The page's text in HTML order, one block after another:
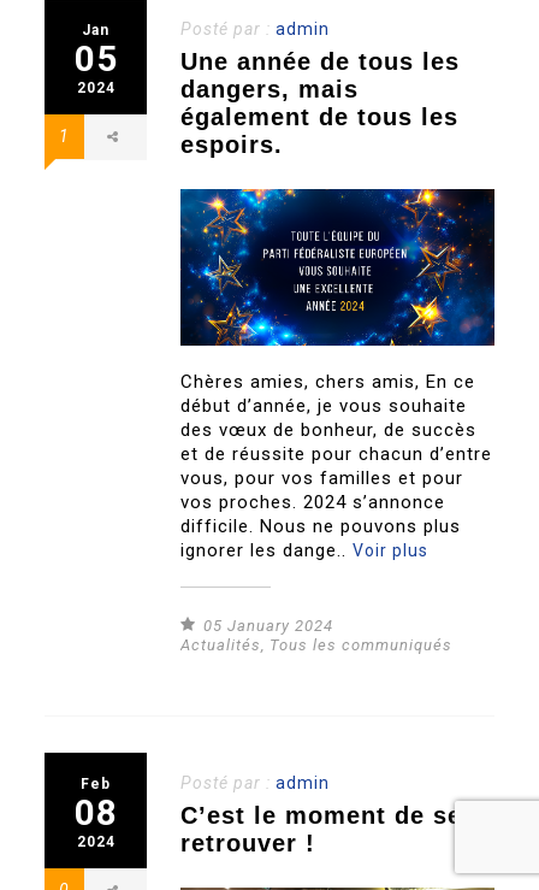
Jan
05
2024
1
Posté par :admin
Une année de tous les
dangers, mais
également de tous les
espoirs.
Chères amies, chers amis, En ce
début d’année, je vous souhaite
des vœux de bonheur, de succès
et de réussite pour chacun d’entre
vous, pour vos familles et pour
vos proches. 2024 s’annonce
difficile. Nous ne pouvons plus
ignorer les dange..Voir plus
05 January 2024
Actualités, Tous les communiqués
Feb
08
2024
Posté par :admin
C’est le moment de se
retrouver !